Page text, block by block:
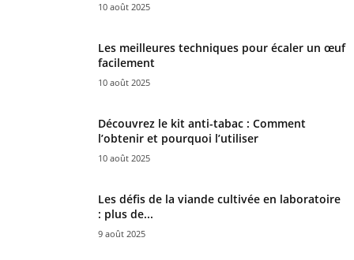
10 août 2025
Les meilleures techniques pour écaler un œuf
facilement
10 août 2025
Découvrez le kit anti-tabac : Comment
l’obtenir et pourquoi l’utiliser
10 août 2025
Les défis de la viande cultivée en laboratoire
: plus de...
9 août 2025